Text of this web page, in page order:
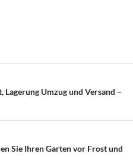
Umzug und Versand –
Sie Ihren Garten vor Frost und